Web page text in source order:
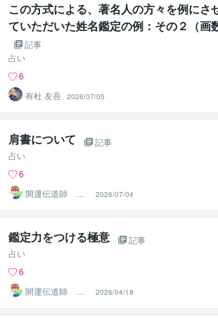
この方式による、著名人の方々を例にさ
ていただいた姓名鑑定の例：その２（画
と真の法則を比較！人生が好転する選名改
名します（事前見積り推奨）本物の開運ネ
ームをご提案。仕事ネームもＯＫ）
記事
占い
6
有杜 友吾 2026/07/05
肩書について
記事
占い
6
開運伝道師 HE
RO
2026/07/04
鑑定力をつける極意
記事
占い
6
開運伝道師 HE
RO
2026/04/18